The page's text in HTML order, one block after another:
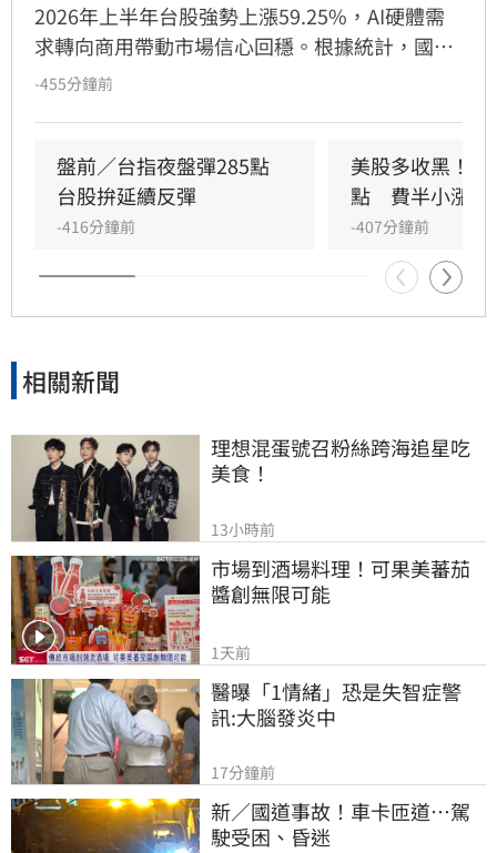
2026年上半年台股強勢上漲59.25%，AI硬體需
求轉向商用帶動市場信心回穩。根據統計，國內
136檔一般股票型基金近半年平均績效達
眼，如台中銀大發基金績效居冠，顯示長線價值
佈局優勢。法人指出，全球雲端巨頭持續擴大資
本支出，台灣AI供應鏈拉貨動能強勁。建議投資
人後續聚焦資通訊與電子零組件產業，鎖定ABF
載板、PCB及AI ASIC客製化晶片等實質受惠族
群，作為掌握下波行情的關鍵配置，以應對多變
-455分鐘前
盤前／台指夜盤彈285點
台股拚延續反彈
-416分鐘前
美股多收黑！
點　費半小漲
-407分鐘前
相關新聞
理想混蛋號召粉絲跨海追星吃
美食！
13小時前
市場到酒場料理！可果美蕃茄
醬創無限可能
1天前
醫曝「1情緒」恐是失智症警
訊:大腦發炎中
17分鐘前
新／國道事故！車卡匝道…駕
駛受困、昏迷